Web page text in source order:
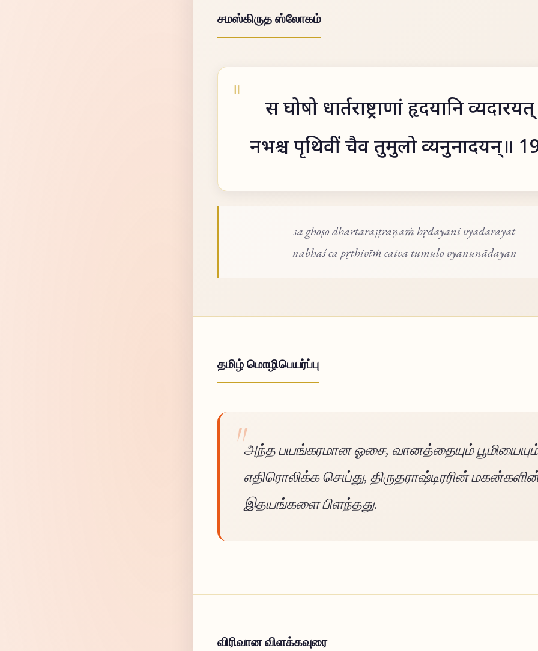
சமஸ்கிருத ஸ்லோகம்
स घोषो धार्तराष्ट्राणां हृदयानि
नभश्च पृथिवीं चैव तुमुलो व्यनुनादयन्॥
sa ghoṣo dhārtarāṣṭrāṇāṁ hṛdayāni vyadārayat
nabhaś ca pṛthivīṁ caiva tumulo vyanunādayan
தமிழ் மொழிபெயர்ப்பு
அந்த பயங்கரமான ஓசை, வானத்தையும்
எதிரொலிக்க செய்து, திருதராஷ்டிரரின்
இதயங்களை பிளந்தது.
விரிவான விளக்கவுரை